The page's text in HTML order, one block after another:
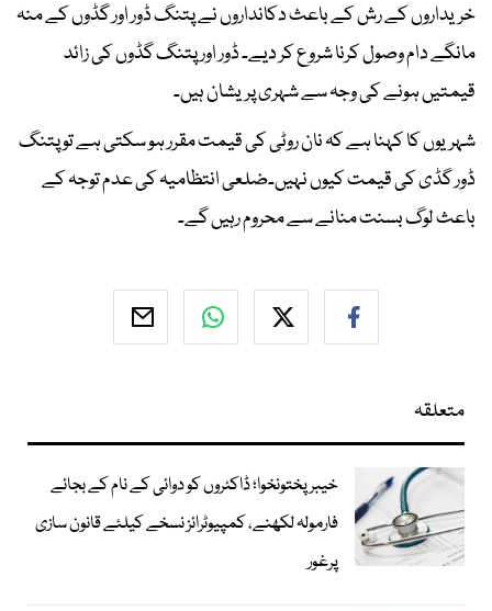
خریداروں کے رش کے باعث دکانداروں نے پتنگ ڈور اور گڈوں کے منہ
مانگے دام وصول کرنا شروع کر دیے۔ ڈور اور پتنگ گڈوں کی زائد
قیمتیں ہونے کی وجہ سے شہری پریشان ہیں۔
شہریوں کا کہنا ہے کہ نان روٹی کی قیمت مقرر ہو سکتی ہے تو پتنگ
ڈور گڈی کی قیمت کیوں نہیں۔ضلعی انتظامیہ کی عدم توجہ کے
باعث لوگ بسنت منانے سے محروم رہیں گے۔
متعلقہ
خیبرپختونخوا؛ ڈاکٹروں کو دوائی کے نام کے بجائے
فارمولہ لکھنے، کمپیوٹرائز نسخے کیلئے قانون سازی
پرغور